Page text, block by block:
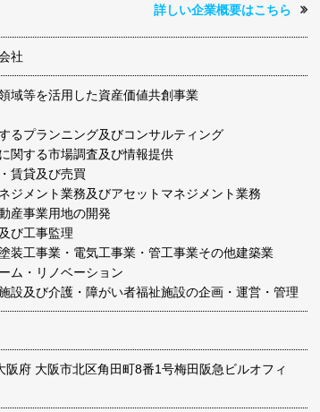
詳しい企業概要はこちら
社
域等を活用した資産価値共創事業
るプランニング及びコンサルティング
関する市場調査及び情報提供
賃貸及び売買
ジメント業務及びアセットマネジメント業務
産事業用地の開発
び工事監理
装工事業・電気工事業・管工事業その他建築業
ム・リノベーション
設及び介護・障がい者福祉施設の企画・運営・管理
阪府 大阪市北区角田町8番1号梅田阪急ビルオフィ